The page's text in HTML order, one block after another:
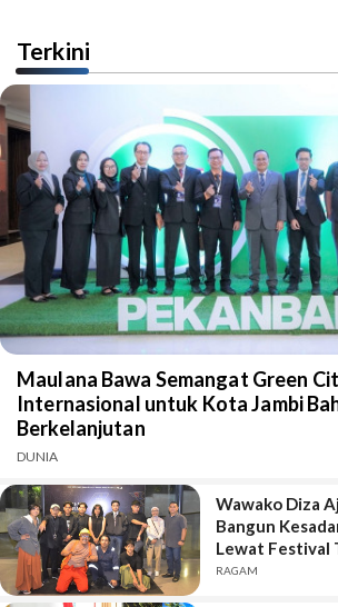
Terkini
Maulana Bawa Semangat Green
Internasional untuk Kota Jambi
Berkelanjutan
DUNIA
Wawako Diza
Bangun
Lewat Festival
RAGAM